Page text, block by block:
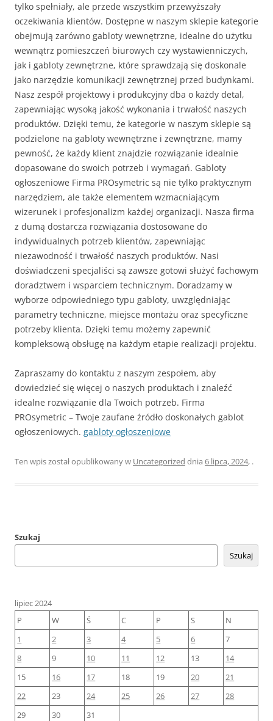
tylko spełniały, ale przede wszystkim przewyższały
oczekiwania klientów. Dostępne w naszym sklepie kategorie
obejmują zarówno gabloty wewnętrzne, idealne do użytku
wewnątrz pomieszczeń biurowych czy wystawienniczych,
jak i gabloty zewnętrzne, które sprawdzają się doskonale
jako narzędzie komunikacji zewnętrznej przed budynkami.
Nasz zespół projektowy i produkcyjny dba o każdy detal,
zapewniając wysoką jakość wykonania i trwałość naszych
produktów. Dzięki temu, że kategorie w naszym sklepie są
podzielone na gabloty wewnętrzne i zewnętrzne, mamy
pewność, że każdy klient znajdzie rozwiązanie idealnie
dopasowane do swoich potrzeb i wymagań. Gabloty
ogłoszeniowe Firma PROsymetric są nie tylko praktycznym
narzędziem, ale także elementem wzmacniającym
wizerunek i profesjonalizm każdej organizacji. Nasza firma
z dumą dostarcza rozwiązania dostosowane do
indywidualnych potrzeb klientów, zapewniając
niezawodność i trwałość naszych produktów. Nasi
doświadczeni specjaliści są zawsze gotowi służyć fachowym
doradztwem i wsparciem technicznym. Doradzamy w
wyborze odpowiedniego typu gabloty, uwzględniając
parametry techniczne, miejsce montażu oraz specyficzne
potrzeby klienta. Dzięki temu możemy zapewnić
kompleksową obsługę na każdym etapie realizacji projektu.
Zapraszamy do kontaktu z naszym zespołem, aby
dowiedzieć się więcej o naszych produktach i znaleźć
idealne rozwiązanie dla Twoich potrzeb. Firma
PROsymetric – Twoje zaufane źródło doskonałych gablot
ogłoszeniowych. gabloty ogłoszeniowe
Ten wpis został opublikowany w Uncategorized dnia 6 lipca, 2024, .
Szukaj
Szukaj
lipiec 2024
P
W Ś C P S
N
1
2 3 4 5 6
7
8
9 10 11 12 13
14
15
16 17 18 19 20
21
22
23 24 25 26 27
28
29
30
31